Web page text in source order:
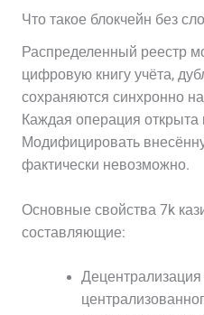
Что такое блокчейн без
Распределенный реестр
цифровую книгу учёта,
сохраняются синхронно
Каждая операция открыта
Модифицировать
фактически невозможно.
Основные свойства 7k
составляющие:
Децентрализация